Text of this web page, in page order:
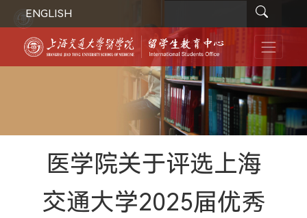
ENGLISH
医学院关于评选上海
交通大学2025届优秀